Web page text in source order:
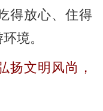
得放心、住得
境。
扬文明风尚，